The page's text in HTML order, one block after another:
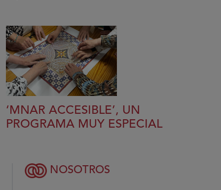
‘MNAR ACCESIBLE’, UN
PROGRAMA MUY ESPECIAL
NOSOTROS